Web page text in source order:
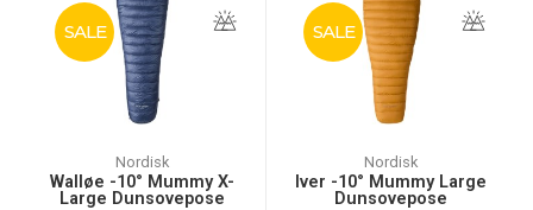
SALE
Nordisk
Walløe -10° Mummy X-
Large Dunsovepose
SALE
Nordisk
Iver -10° Mummy Large
Dunsovepose